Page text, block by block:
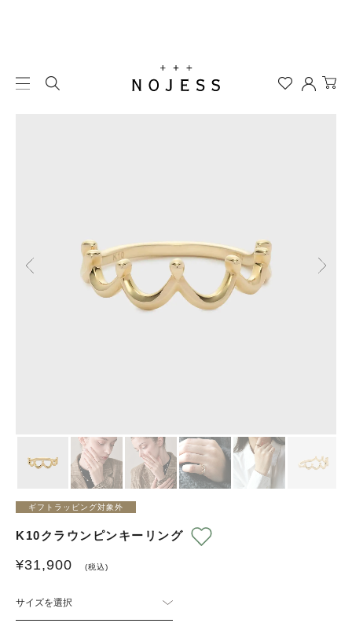
ギフトラッピング対象外
K10クラウンピンキーリング
¥31,900 (税込)
サイズを選択